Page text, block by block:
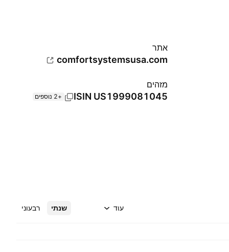
אתר‏
comfortsystemsusa.com
מזהים
ISIN US1999081045 +2 נוספים
שנתי רבעוני עוד